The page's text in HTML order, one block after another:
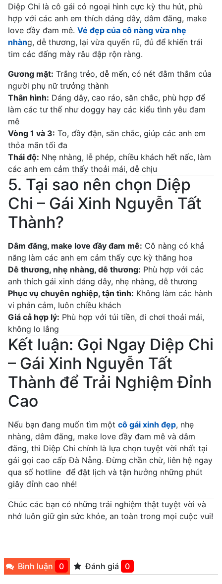
Diệp Chi là cô gái có ngoại hình cực kỳ thu hút, phù
hợp với các anh em thích dáng dây, dâm đãng, make
love đầy đam mê. Vẻ đẹp của cô nàng vừa nhẹ
nhàng, dễ thương, lại vừa quyến rũ, đủ để khiến trái
tim các đấng mày râu đập rộn ràng.
Gương mặt: Trắng trẻo, dễ mến, có nét đằm thắm của
người phụ nữ trưởng thành
Thân hình: Dáng dây, cao ráo, săn chắc, phù hợp để
làm các tư thế như doggy hay các kiểu tình yêu đam
mê
Vòng 1 và 3: To, đầy đặn, săn chắc, giúp các anh em
thỏa mãn tối đa
Thái độ: Nhẹ nhàng, lễ phép, chiều khách hết nấc, làm
các anh em cảm thấy thoải mái, dễ chịu
5. Tại sao nên chọn Diệp
Chi – Gái Xinh Nguyễn Tất
Thành?
Dâm đãng, make love đầy đam mê: Cô nàng có khả
năng làm các anh em cảm thấy cực kỳ thăng hoa
Dễ thương, nhẹ nhàng, dễ thương: Phù hợp với các
anh thích gái xinh dáng dây, nhẹ nhàng, dễ thương
Phục vụ chuyên nghiệp, tận tình: Không làm các hành
vi phản cảm, luôn chiều khách
Giá cả hợp lý: Phù hợp với túi tiền, đi chơi thoải mái,
không lo lắng
Kết luận: Gọi Ngay Diệp Chi
– Gái Xinh Nguyễn Tất
Thành để Trải Nghiệm Đỉnh
Cao
Nếu bạn đang muốn tìm một cô gái xinh đẹp, nhẹ
nhàng, dâm đãng, make love đầy đam mê và dâm
đãng, thì Diệp Chi chính là lựa chọn tuyệt vời nhất tại
gái gọi cao cấp Đà Nẵng. Đừng chần chừ, liên hệ ngay
qua số hotline để đặt lịch và tận hưởng những phút
giây đỉnh cao nhé!
Chúc các bạn có những trải nghiệm thật tuyệt vời và
nhớ luôn giữ gìn sức khỏe, an toàn trong mọi cuộc vui!
Bình luận 0 Đánh giá 0